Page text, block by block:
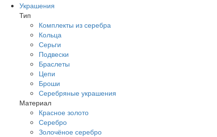
Украшения
Тип
Комплекты из серебра
Кольца
Серьги
Подвески
Браслеты
Цепи
Броши
Серебряные украшения
Материал
Красное золото
Серебро
Золочёное серебро